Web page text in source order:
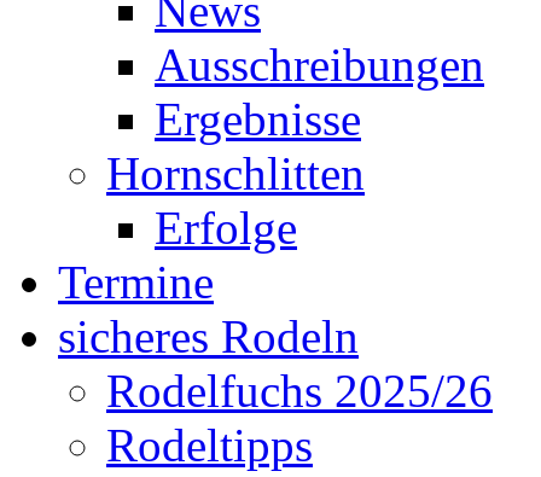
News
Ausschreibungen
Ergebnisse
Hornschlitten
Erfolge
Termine
sicheres Rodeln
Rodelfuchs 2025/26
Rodeltipps